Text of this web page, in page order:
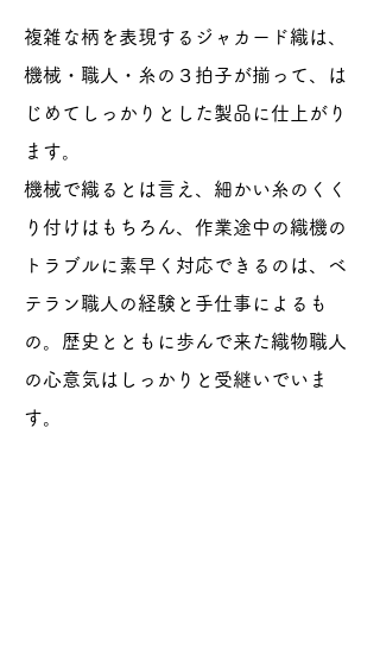
複雑な柄を表現するジャカード織は、
機械・職人・糸の３拍子が揃って、は
じめてしっかりとした製品に仕上がり
ます。
機械で織るとは言え、細かい糸のくく
り付けはもちろん、作業途中の織機の
トラブルに素早く対応できるのは、ベ
テラン職人の経験と手仕事によるも
の。歴史とともに歩んで来た織物職人
の心意気はしっかりと受継いでいま
す。